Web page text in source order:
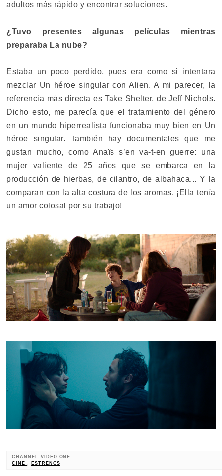
adultos más rápido y encontrar soluciones.
¿Tuvo presentes algunas películas mientras
preparaba La nube?
Estaba un poco perdido, pues era como si intentara
mezclar Un héroe singular con Alien. A mi parecer, la
referencia más directa es Take Shelter, de Jeff Nichols.
Dicho esto, me parecía que el tratamiento del género
en un mundo hiperrealista funcionaba muy bien en Un
héroe singular. También hay documentales que me
gustan mucho, como Anaïs s’en va-t-en guerre: una
mujer valiente de 25 años que se embarca en la
producción de hierbas, de cilantro, de albahaca... Y la
comparan con la alta costura de los aromas. ¡Ella tenía
un amor colosal por su trabajo!
CHANNEL VIDEO ONE
CINE
ESTRENOS